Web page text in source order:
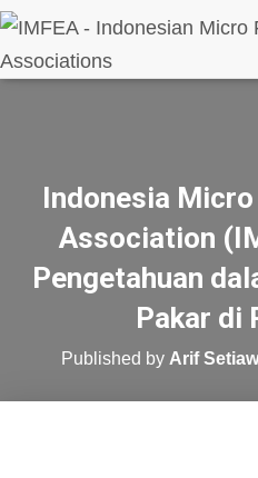
Indonesia
Association
Pengetahuan
Pakar di
Published by Arif